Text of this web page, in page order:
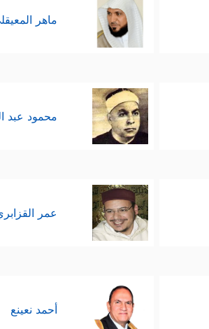
ماهر
محمود عبد
عمر
أحمد نعينع